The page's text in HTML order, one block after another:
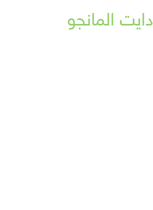
دايت المانجو